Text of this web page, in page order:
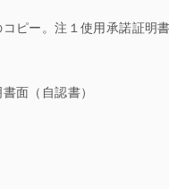
ピー。注１使用承諾証明書
面（自認書）